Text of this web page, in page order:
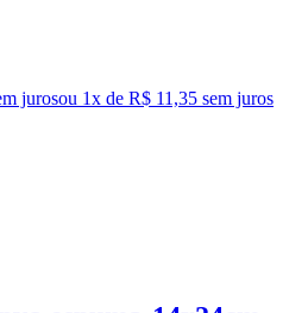
jurosou 1x de R$ 11,35 sem juros